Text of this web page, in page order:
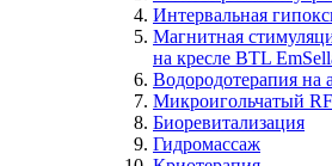
Интервальная
Магнитная
на кресле BTL
Водородотерапия на
Микроигольчатый
Биоревитализация
Гидромассаж